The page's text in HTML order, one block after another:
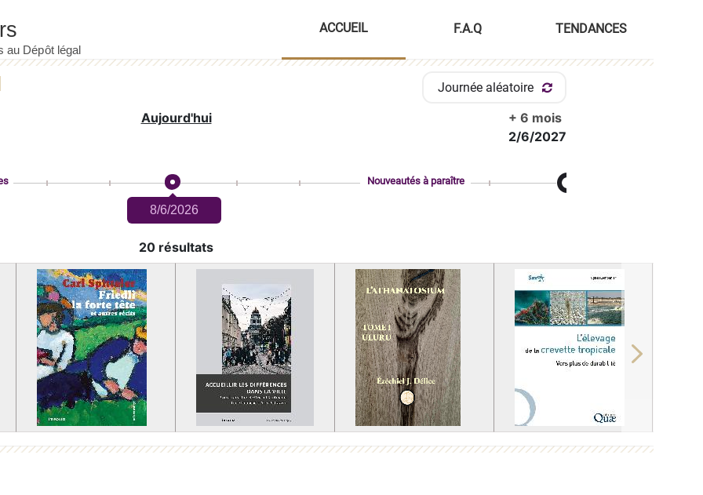
ACCUEIL F.A.Q TENDANCES
Journée aléatoire
Aujourd'hui
+ 6 mois
2/6/2027
8/6/2026
Nouveautés à paraître
20 résultats
Next